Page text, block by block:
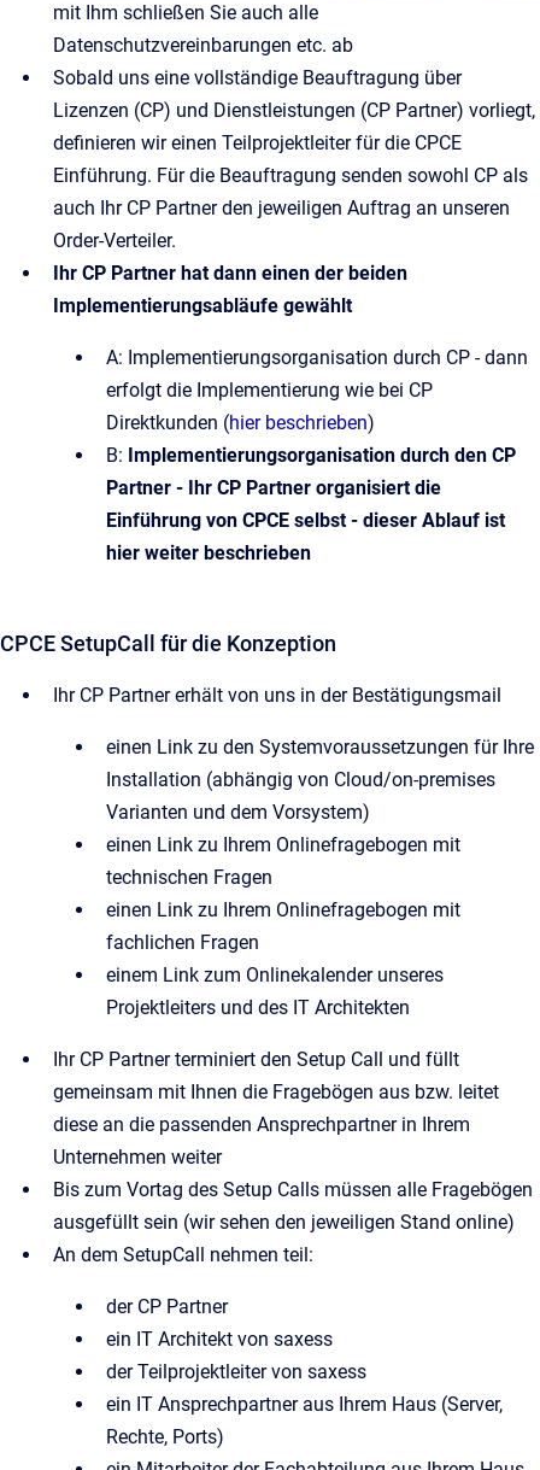
mit Ihm schließen Sie auch alle
Datenschutzvereinbarungen etc. ab
Sobald uns eine vollständige Beauftragung über
Lizenzen (CP) und Dienstleistungen (CP Partner) vorliegt,
definieren wir einen Teilprojektleiter für die CPCE
Einführung. Für die Beauftragung senden sowohl CP als
auch Ihr CP Partner den jeweiligen Auftrag an unseren
Order-Verteiler.
Ihr CP Partner hat dann einen der beiden
Implementierungsabläufe gewählt
A: Implementierungsorganisation durch CP - dann
erfolgt die Implementierung wie bei CP
Direktkunden (hier beschrieben)
B: Implementierungsorganisation durch den CP
Partner - Ihr CP Partner organisiert die
Einführung von CPCE selbst - dieser Ablauf ist
hier weiter beschrieben
CPCE SetupCall für die Konzeption
Ihr CP Partner erhält von uns in der Bestätigungsmail
einen Link zu den Systemvoraussetzungen für Ihre
Installation (abhängig von Cloud/on-premises
Varianten und dem Vorsystem)
einen Link zu Ihrem Onlinefragebogen mit
technischen Fragen
einen Link zu Ihrem Onlinefragebogen mit
fachlichen Fragen
einem Link zum Onlinekalender unseres
Projektleiters und des IT Architekten
Ihr CP Partner terminiert den Setup Call und füllt
gemeinsam mit Ihnen die Fragebögen aus bzw. leitet
diese an die passenden Ansprechpartner in Ihrem
Unternehmen weiter
Bis zum Vortag des Setup Calls müssen alle Fragebögen
ausgefüllt sein (wir sehen den jeweiligen Stand online)
An dem SetupCall nehmen teil:
der CP Partner
ein IT Architekt von saxess
der Teilprojektleiter von saxess
ein IT Ansprechpartner aus Ihrem Haus (Server,
Rechte, Ports)